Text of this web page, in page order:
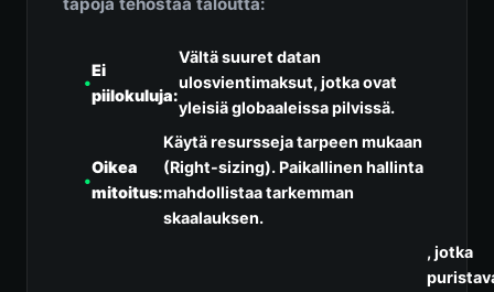
tapoja tehostaa taloutta:
•
Ei
piilokuluja:
Vältä suuret datan
ulosvientimaksut, jotka ovat
yleisiä globaaleissa pilvissä.
•
Oikea
mitoitus:
Käytä resursseja tarpeen mukaan
(Right-sizing). Paikallinen hallinta
mahdollistaa tarkemman
skaalauksen.
, jotka